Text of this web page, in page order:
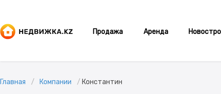
Продажа Аренда
Главная Компании Константин